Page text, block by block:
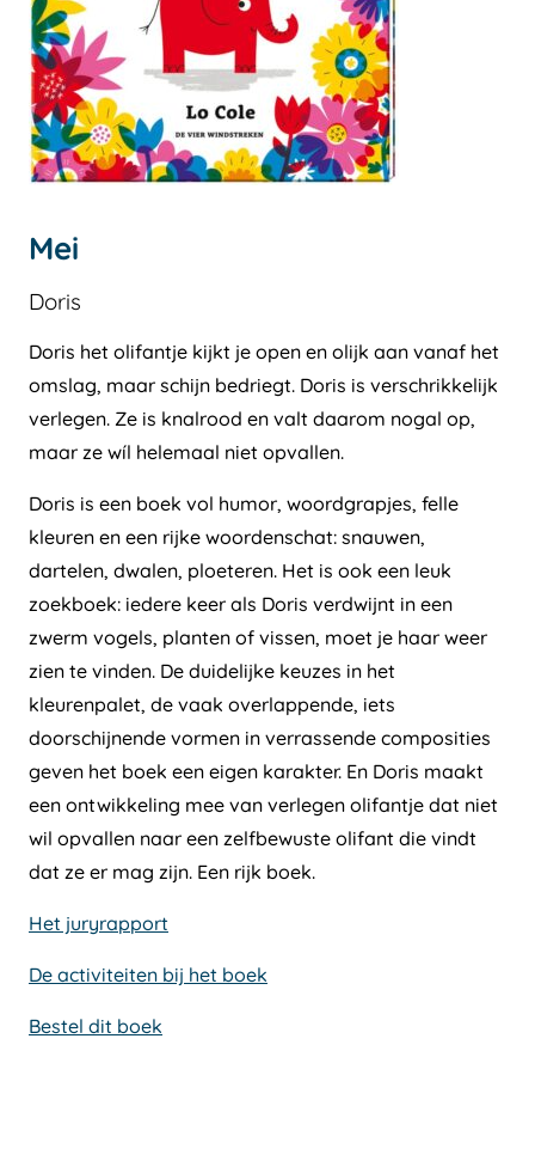
Mei
Doris
Doris het olifantje kijkt je open en olijk aan vanaf het
omslag, maar schijn bedriegt. Doris is verschrikkelijk
verlegen. Ze is knalrood en valt daarom nogal op,
maar ze wíl helemaal niet opvallen.
Doris is een boek vol humor, woordgrapjes, felle
kleuren en een rijke woordenschat: snauwen,
dartelen, dwalen, ploeteren. Het is ook een leuk
zoekboek: iedere keer als Doris verdwijnt in een
zwerm vogels, planten of vissen, moet je haar weer
zien te vinden. De duidelijke keuzes in het
kleurenpalet, de vaak overlappende, iets
doorschijnende vormen in verrassende composities
geven het boek een eigen karakter. En Doris maakt
een ontwikkeling mee van verlegen olifantje dat niet
wil opvallen naar een zelfbewuste olifant die vindt
dat ze er mag zijn. Een rijk boek.
Het juryrapport
De activiteiten bij het boek
Bestel dit boek